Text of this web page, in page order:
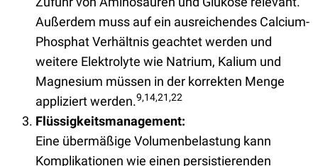
Außerdem muss auf ein ausreichendes Calcium-
Phosphat Verhältnis geachtet werden und
weitere Elektrolyte wie Natrium, Kalium und
Magnesium müssen in der korrekten Menge
appliziert werden.9,14,21,22
Flüssigkeitsmanagement:
Eine übermäßige Volumenbelastung kann
Komplikationen wie einen persistierenden